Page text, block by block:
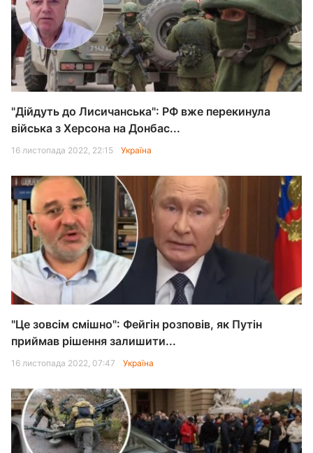
"Дійдуть до Лисичанська": РФ вже перекинула
війська з Херсона на Донбас...
16 листопада 2022, 22:15 Україна
"Це зовсім смішно": Фейгін розповів, як Путін
приймав рішення залишити...
16 листопада 2022, 07:47 Україна